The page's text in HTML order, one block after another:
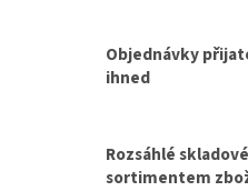
Objednávky
ihned
Rozsáhlé
sortimentem